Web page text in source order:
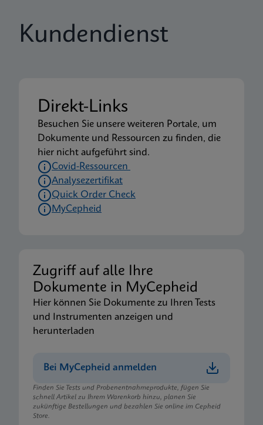
Kundendienst
Direkt-Links
Besuchen Sie unsere weiteren Portale, um
Dokumente und Ressourcen zu finden, die
hier nicht aufgeführt sind.
Covid-Ressourcen
Analysezertifikat
Quick Order Check
MyCepheid
Zugriff auf alle Ihre
Dokumente in MyCepheid
Hier können Sie Dokumente zu Ihren Tests
und Instrumenten anzeigen und
herunterladen
Bei MyCepheid anmelden
Finden Sie Tests und Probenentnahmeprodukte, fügen Sie
schnell Artikel zu Ihrem Warenkorb hinzu, planen Sie
zukünftige Bestellungen und bezahlen Sie online im Cepheid
Store.